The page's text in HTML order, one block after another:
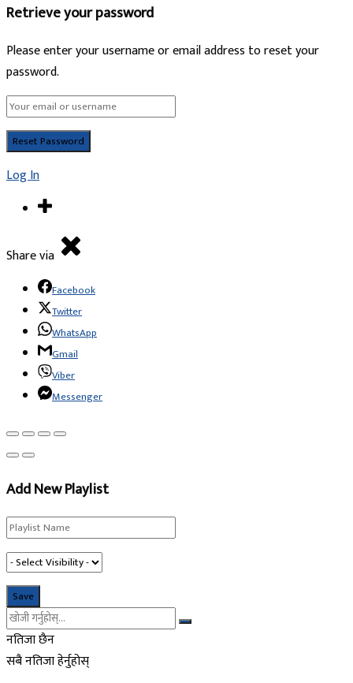
Retrieve your password
Please enter your username or email address to reset your
password.
Log In
Share via
Facebook
Twitter
WhatsApp
Gmail
Viber
Messenger
Add New Playlist
नतिजा छैन
सबै नतिजा हेर्नुहोस्